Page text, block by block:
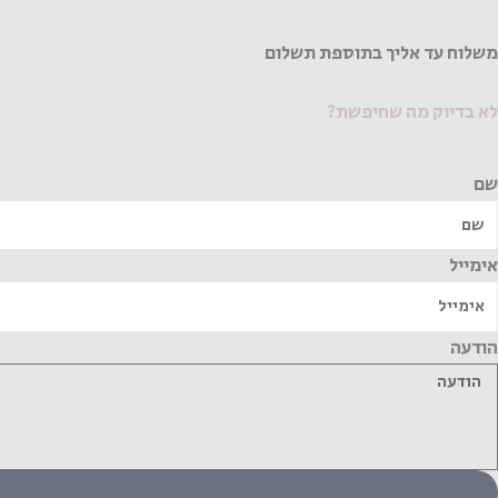
משלוח עד אליך בתוספת תשלום
לא בדיוק מה שחיפשת?
שם
אימייל
הודעה